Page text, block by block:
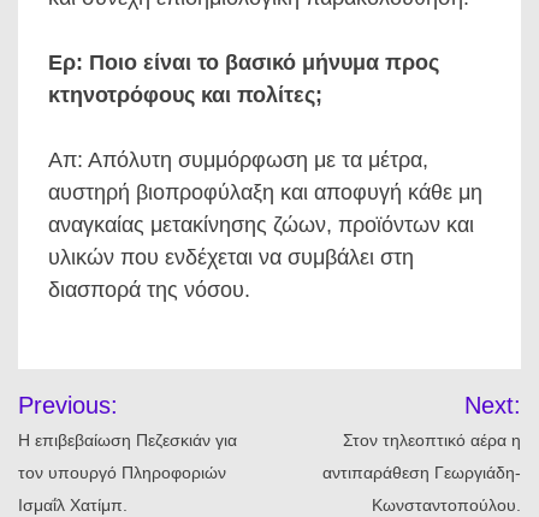
Ερ: Ποιο είναι το βασικό μήνυμα προς
κτηνοτρόφους και πολίτες;
Απ: Απόλυτη συμμόρφωση με τα μέτρα,
αυστηρή βιοπροφύλαξη και αποφυγή κάθε μη
αναγκαίας μετακίνησης ζώων, προϊόντων και
υλικών που ενδέχεται να συμβάλει στη
διασπορά της νόσου.
άρθρων
Previous:
Η επιβεβαίωση Πεζεσκιάν για
τον υπουργό Πληροφοριών
Ισμαΐλ Χατίμπ.
Next:
Στον τηλεοπτικό αέρα η
αντιπαράθεση Γεωργιάδη-
Κωνσταντοπούλου.